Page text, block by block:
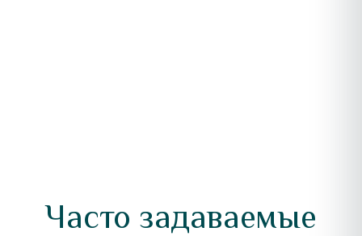
Часто задаваемые